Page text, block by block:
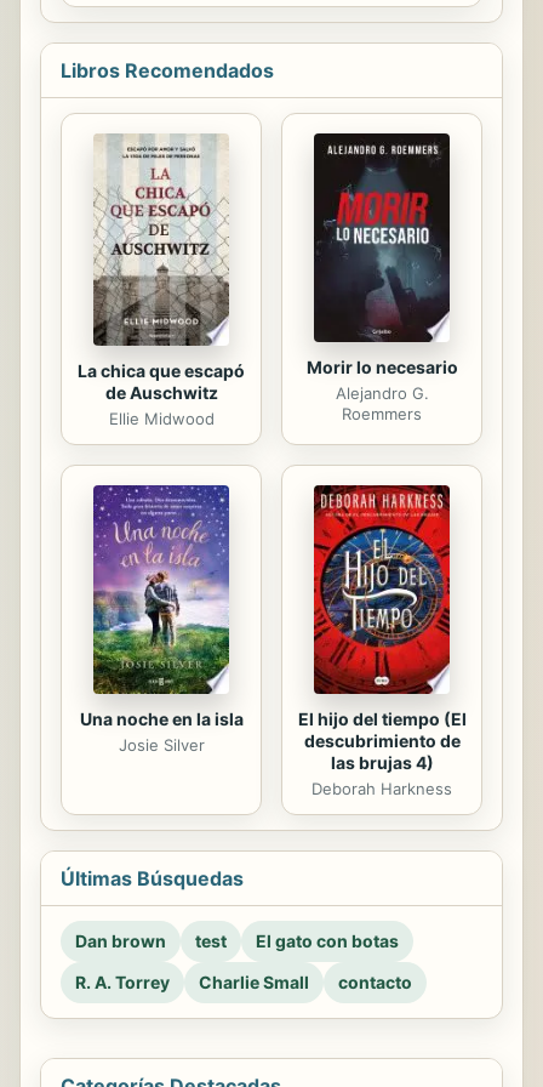
numerosas son las afinidades que
con la de Antón Chéjov. Nacida en
1903, un año antes de la muerte de
este, la autora de Suite francesa
quedó prendada por la trayectoria y
el destino del célebre escritor ruso.
Precisa, íntima y profundamente
conmovedora, esta biografía, que es
también una magnífica panorámica
de la literatura rusa, revela la
compleja...
Libros Recomendados
La chica que escapó
de Auschwitz
Ellie Midwood
Morir lo necesario
Alejandro G.
Roemmers
Una noche en la isla
Josie Silver
El hijo del tiempo (El
descubrimiento de
las brujas 4)
Deborah Harkness
Últimas Búsquedas
Dan brown test
El gato con botas
R. A. Torrey
Charlie Small contacto